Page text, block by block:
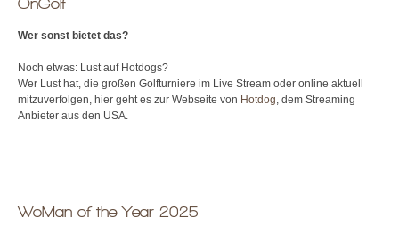
Wer sonst bietet das?
Noch etwas: Lust auf Hotdogs?
Wer Lust hat, die großen Golfturniere im Live Stream oder online aktuell
mitzuverfolgen, hier geht es zur Webseite von Hotdog , dem Streaming
Anbieter aus den USA.
WoMan of the Year 2025